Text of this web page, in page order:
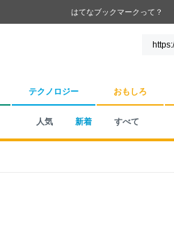
はてなブックマークって？
テクノロジー おもしろ
人気 新着 すべて